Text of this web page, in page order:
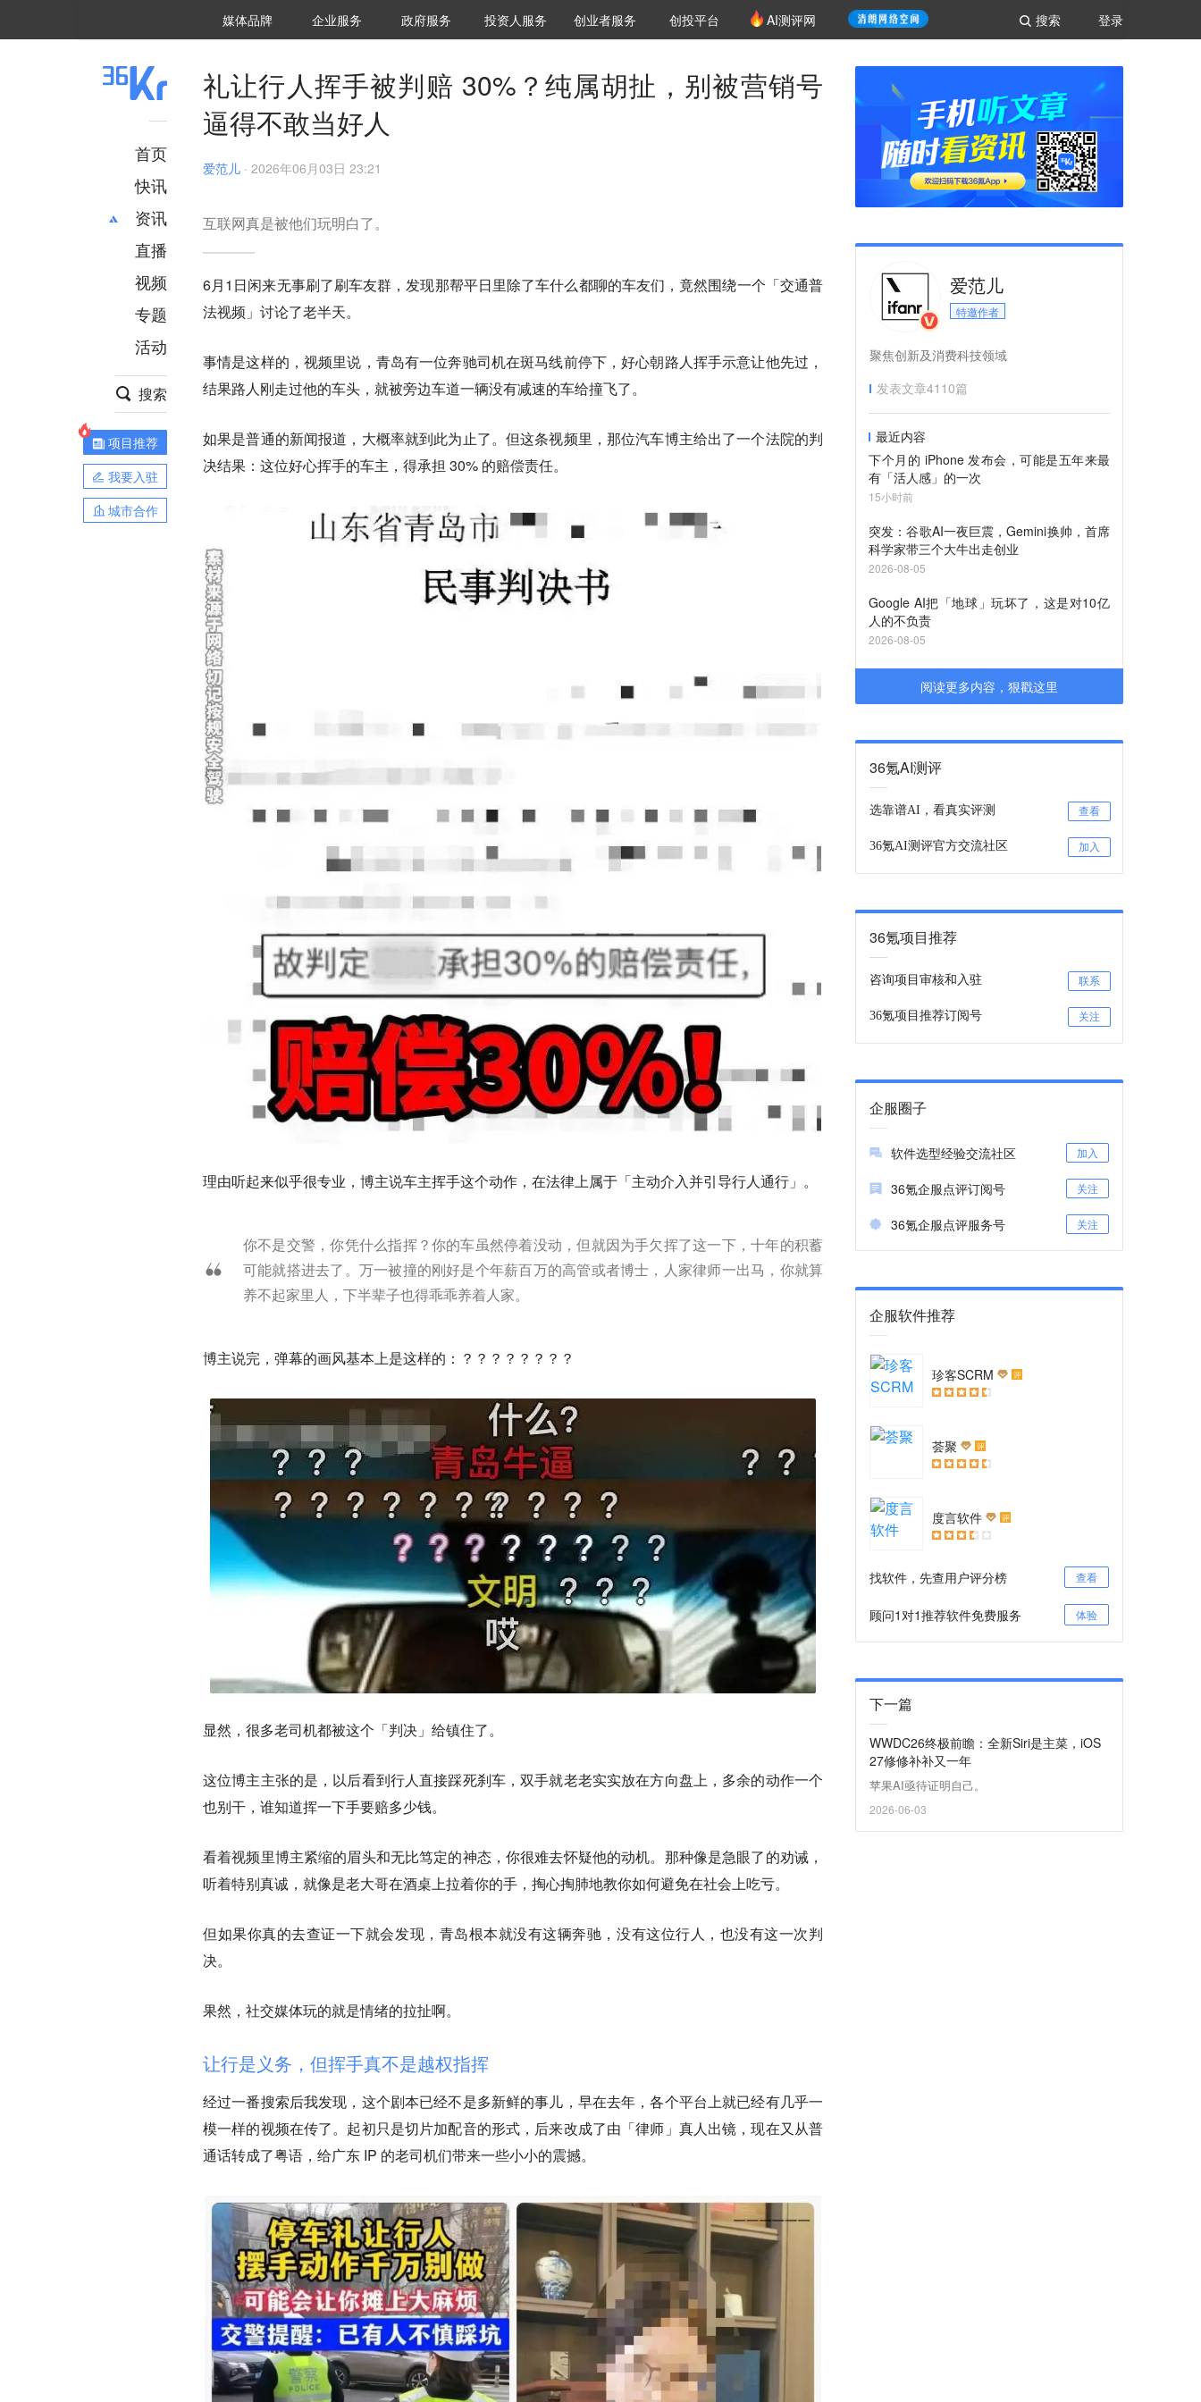
登录
搜索
媒体品牌 36Kr研究院
企业服务 城市之窗
政府服务 VClub投资机构库
投资机构职位推介
投资人服务 创投氪堂
创业者服务 创投平台 AI测评网
首页
快讯
资讯
推荐
财经
项目推荐
安徽
直播
视频
专题
活动
搜索
项目推荐
我要入驻
城市合作
礼让行人挥手被判赔 30%？纯属胡扯，别被营销号
逼得不敢当好人
爱范儿 · 2026年06月03日 23:21
互联网真是被他们玩明白了。
6月1日闲来无事刷了刷车友群，发现那帮平日里除了车什么都聊的车友们，竟然围绕一个「交通普
法视频」讨论了老半天。
事情是这样的，视频里说，青岛有一位奔驰司机在斑马线前停下，好心朝路人挥手示意让他先过，
结果路人刚走过他的车头，就被旁边车道一辆没有减速的车给撞飞了。
如果是普通的新闻报道，大概率就到此为止了。但这条视频里，那位汽车博主给出了一个法院的判
决结果：这位好心挥手的车主，得承担 30% 的赔偿责任。
理由听起来似乎很专业，博主说车主挥手这个动作，在法律上属于「主动介入并引导行人通行」。
你不是交警，你凭什么指挥？你的车虽然停着没动，但就因为手欠挥了这一下，十年的积蓄
可能就搭进去了。万一被撞的刚好是个年薪百万的高管或者博士，人家律师一出马，你就算
养不起家里人，下半辈子也得乖乖养着人家。
博主说完，弹幕的画风基本上是这样的：？？？？？？？？
显然，很多老司机都被这个「判决」给镇住了。
这位博主主张的是，以后看到行人直接踩死刹车，双手就老老实实放在方向盘上，多余的动作一个
也别干，谁知道挥一下手要赔多少钱。
看着视频里博主紧缩的眉头和无比笃定的神态，你很难去怀疑他的动机。那种像是急眼了的劝诫，
听着特别真诚，就像是老大哥在酒桌上拉着你的手，掏心掏肺地教你如何避免在社会上吃亏。
但如果你真的去查证一下就会发现，青岛根本就没有这辆奔驰，没有这位行人，也没有这一次判
决。
果然，社交媒体玩的就是情绪的拉扯啊。
让行是义务，但挥手真不是越权指挥
经过一番搜索后我发现，这个剧本已经不是多新鲜的事儿，早在去年，各个平台上就已经有几乎一
模一样的视频在传了。起初只是切片加配音的形式，后来改成了由「律师」真人出镜，现在又从普
通话转成了粤语，给广东 IP 的老司机们带来一些小小的震撼。
爱范儿
特邀作者
聚焦创新及消费科技领域
发表文章4110篇
最近内容
下个月的 iPhone 发布会，可能是五年来最
有「活人感」的一次
15小时前
突发：谷歌AI一夜巨震，Gemini换帅，首席
科学家带三个大牛出走创业
2026-08-05
Google AI把「地球」玩坏了，这是对10亿
人的不负责
2026-08-05
阅读更多内容，狠戳这里
36氪AI测评
选靠谱AI，看真实评测 查看
36氪AI测评官方交流社区 加入
36氪项目推荐
咨询项目审核和入驻 联系
36氪项目推荐订阅号 关注
企服圈子
软件选型经验交流社区 加入
36氪企服点评订阅号 关注
36氪企服点评服务号 关注
企服软件推荐
珍客SCRM 评
荟聚 评
度言软件 评
找软件，先查用户评分榜 查看
顾问1对1推荐软件免费服务 体验
下一篇
WWDC26终极前瞻：全新Siri是主菜，iOS
27修修补补又一年
苹果AI亟待证明自己。
2026-06-03